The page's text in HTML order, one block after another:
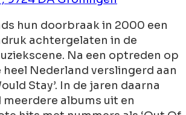
hun doorbraak in 2000 een
achtergelaten in de
Na een optreden op
Nederland verslingerd aan
Stay’. In de jaren daarna
albums uit en